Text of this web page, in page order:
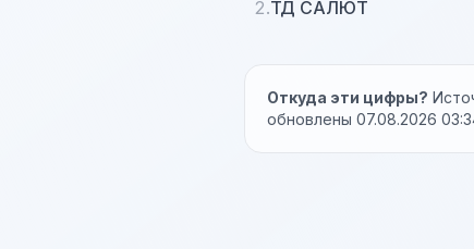
2.ТД САЛЮТ
Откуда эти цифры?
обновлены 07.08.2026